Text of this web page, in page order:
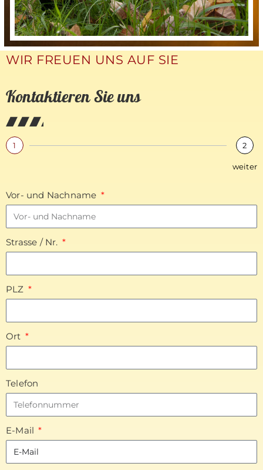
WIR FREUEN UNS AUF SIE
Kontaktieren Sie uns
1 2
weiter
Vor- und Nachname
Strasse / Nr.
PLZ
Ort
Telefon
E-Mail